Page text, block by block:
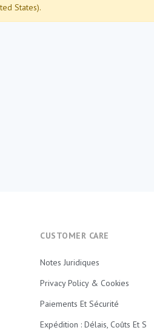
States).
CUSTOMER CARE
Notes Juridiques
Privacy Policy & Cookies
Paiements Et Sécurité
Expédition : Délais, Coûts Et S